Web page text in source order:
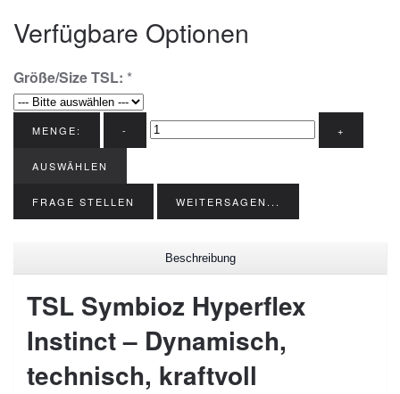
Verfügbare Optionen
Größe/Size TSL: *
MENGE: - +
AUSWÄHLEN
FRAGE STELLEN WEITERSAGEN...
Beschreibung
TSL Symbioz Hyperflex
Instinct – Dynamisch,
technisch, kraftvoll